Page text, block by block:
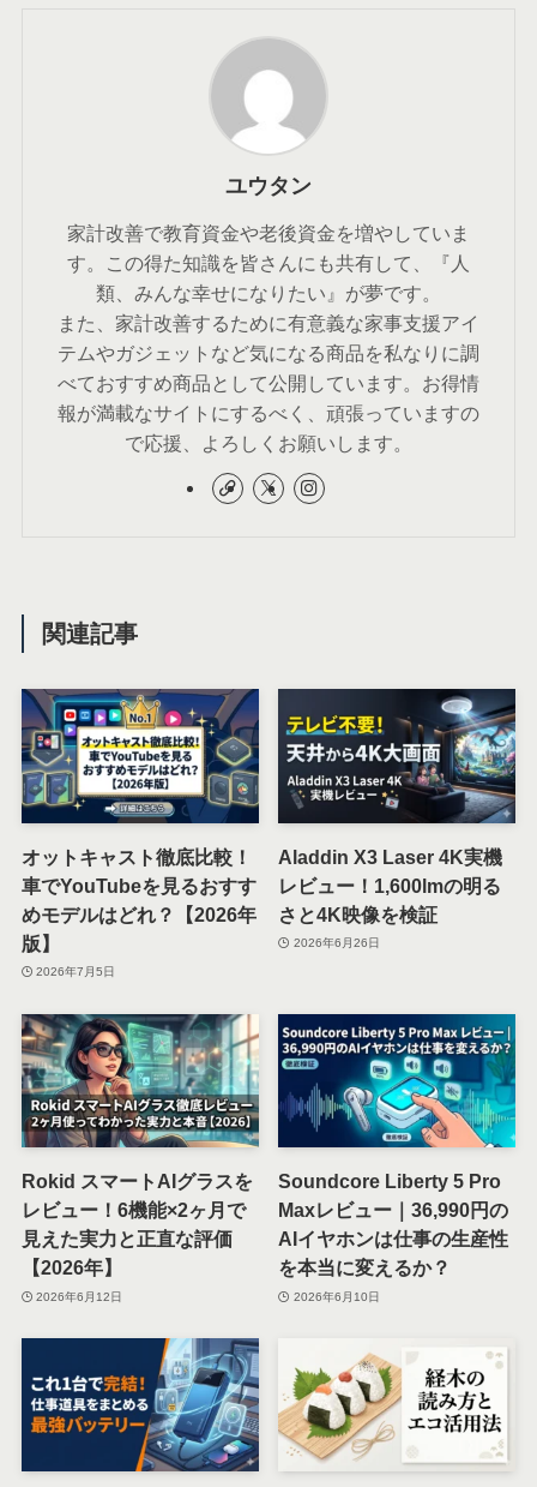
ユウタン
家計改善で教育資金や老後資金を増やしていま
す。この得た知識を皆さんにも共有して、『人
類、みんな幸せになりたい』が夢です。
また、家計改善するために有意義な家事支援アイ
テムやガジェットなど気になる商品を私なりに調
べておすすめ商品として公開しています。お得情
報が満載なサイトにするべく、頑張っていますの
で応援、よろしくお願いします。
関連記事
オットキャスト徹底比較！
車でYouTubeを見るおすす
めモデルはどれ？【2026年
版】
2026年7月5日
Aladdin X3 Laser 4K実機
レビュー！1,600lmの明る
さと4K映像を検証
2026年6月26日
Rokid スマートAIグラスを
レビュー！6機能×2ヶ月で
見えた実力と正直な評価
【2026年】
2026年6月12日
Soundcore Liberty 5 Pro
Maxレビュー｜36,990円の
AIイヤホンは仕事の生産性
を本当に変えるか？
2026年6月10日